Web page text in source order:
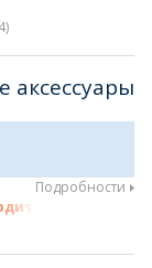
аксессуары
Подробности
на gsmX